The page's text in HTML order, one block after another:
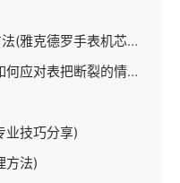
罗手表机芯异响如何解决)
应对表把断裂的情况)
业技巧分享)
方法)